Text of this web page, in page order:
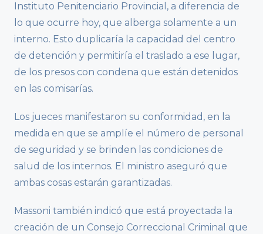
Instituto Penitenciario Provincial, a diferencia de
lo que ocurre hoy, que alberga solamente a un
interno. Esto duplicaría la capacidad del centro
de detención y permitiría el traslado a ese lugar,
de los presos con condena que están detenidos
en las comisarías.
Los jueces manifestaron su conformidad, en la
medida en que se amplíe el número de personal
de seguridad y se brinden las condiciones de
salud de los internos. El ministro aseguró que
ambas cosas estarán garantizadas.
Massoni también indicó que está proyectada la
creación de un Consejo Correccional Criminal que